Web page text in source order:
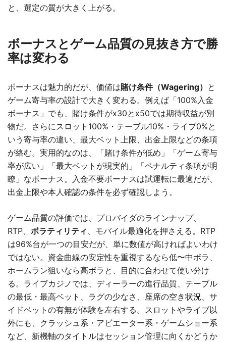
と、選定の質が大きく上がる。
ボーナスとゲーム品質の見抜き方で勝
率は変わる
ボーナスは魅力的だが、価値は賭け条件（Wagering） と
ゲーム寄与率の設計で大きく変わる。例えば「100%入金
ボーナス」でも、賭け条件がx30とx50では期待収益が別
物だ。さらにスロット100%・テーブル10%・ライブ0%と
いう寄与率の違い、最大ベット上限、出金上限などの条項
が絡む。実用的なのは、「賭け条件が低め」「ゲーム寄与
率が広い」「最大ベットが現実的」「ペナルティ条項が明
瞭」なボーナス。入金不要ボーナスは試運転に最適だが、
出金上限や本人確認の条件を必ず確認しよう。
ゲーム品質の評価では、プロバイダのラインナップ、
RTP、 ボラティリティ 、モバイル最適化を押さえる。RTP
は96%台が一つの目安だが、単に数値が高ければよいわけ
ではない。資金曲線の安定性を重視するなら低〜中ボラ、
ホームラン狙いなら高ボラと、目的に合わせて使い分け
る。ライブカジノでは、ディーラーの進行品質、テーブル
の最低・最高ベット、ラグの少なさ、座席の空き状況、サ
イドベットの有無が体験を左右する。スロットやライブ以
外にも、クラッシュ系・アビエーター系・ゲームショー系
など、新機軸のタイトルはセッション管理に向くかどうか